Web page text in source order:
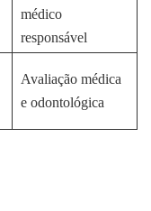
médico
responsável
Avaliação médica
e odontológica